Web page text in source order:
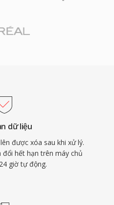
dữ liệu
được xóa sau khi xử lý.
đổi hết hạn trên máy chủ
giờ tự động.